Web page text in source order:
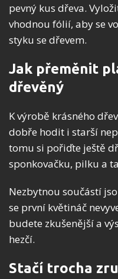
pevný kus dřeva.
vhodnou fólií, aby se
styku se dřevem.
Jak přeměnit
dřevěný
K výrobě krásného
dobře hodit i starší
tomu si pořiďte ještě
sponkovačku, pilku a
Nezbytnou součástí
se první květináč
budete zkušenější a
hezčí.
Stačí trocha